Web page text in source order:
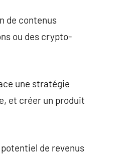
de contenus
ou des crypto-
une stratégie
et créer un produit
de revenus